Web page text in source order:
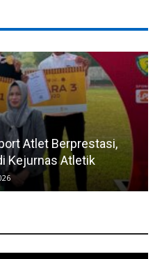
Atlet Berprestasi,
Kejurnas Atletik